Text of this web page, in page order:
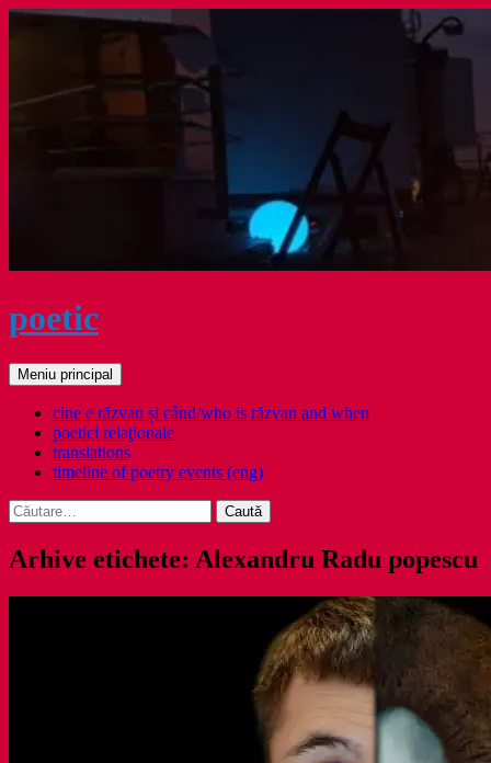
Sari
poetic
Caută
Meniu principal
cine e răzvan și când/who is răzvan and when
poetici relaţionale
translations
timeline of poetry events (eng)
Caută
după:
Arhive etichete: Alexandru Radu popescu